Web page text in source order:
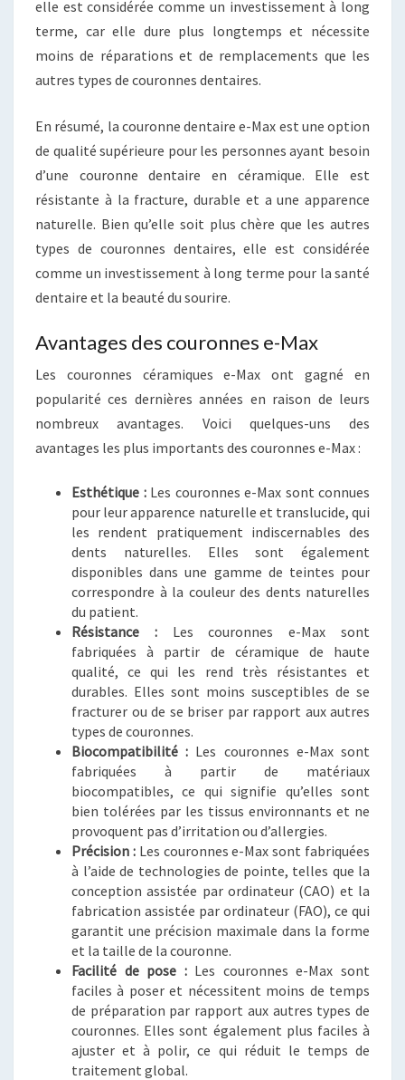
elle est considérée comme un investissement à long
terme, car elle dure plus longtemps et nécessite
moins de réparations et de remplacements que les
autres types de couronnes dentaires.
En résumé, la couronne dentaire e-Max est une option
de qualité supérieure pour les personnes ayant besoin
d’une couronne dentaire en céramique. Elle est
résistante à la fracture, durable et a une apparence
naturelle. Bien qu’elle soit plus chère que les autres
types de couronnes dentaires, elle est considérée
comme un investissement à long terme pour la santé
dentaire et la beauté du sourire.
Avantages des couronnes e-Max
Les couronnes céramiques e-Max ont gagné en
popularité ces dernières années en raison de leurs
nombreux avantages. Voici quelques-uns des
avantages les plus importants des couronnes e-Max :
Esthétique :Les couronnes e-Max sont connues
pour leur apparence naturelle et translucide, qui
les rendent pratiquement indiscernables des
dents naturelles. Elles sont également
disponibles dans une gamme de teintes pour
correspondre à la couleur des dents naturelles
du patient.
Résistance :Les couronnes e-Max sont
fabriquées à partir de céramique de haute
qualité, ce qui les rend très résistantes et
durables. Elles sont moins susceptibles de se
fracturer ou de se briser par rapport aux autres
types de couronnes.
Biocompatibilité : Les couronnes e-Max sont
fabriquées à partir de matériaux
biocompatibles, ce qui signifie qu’elles sont
bien tolérées par les tissus environnants et ne
provoquent pas d’irritation ou d’allergies.
Précision :Les couronnes e-Max sont fabriquées
à l’aide de technologies de pointe, telles que la
conception assistée par ordinateur (CAO) et la
fabrication assistée par ordinateur (FAO), ce qui
garantit une précision maximale dans la forme
et la taille de la couronne.
Facilité de pose :Les couronnes e-Max sont
faciles à poser et nécessitent moins de temps
de préparation par rapport aux autres types de
couronnes. Elles sont également plus faciles à
ajuster et à polir, ce qui réduit le temps de
traitement global.